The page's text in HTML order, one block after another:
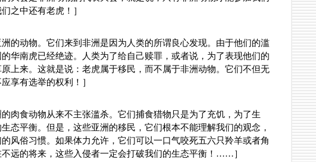
之中还有老虎！］
洲的动物。它们来到非洲是因为人类的所谓良心发现。由于他们的滥
华南虎已经绝迹。人类为了给自己赎罪，或者说，为了表现他们的
上来。这就是说：老虎属于移民，而不属于非洲动物。它们不但无
享有选举的权利！］
的肉食动物从来不主张滥杀。它们捕食猎物只是为了充饥，为了生
态平衡。但是，这些亚洲的移民，它们根本不能理解我们的观念，
风俗习惯。如果体力允许，它们可以一口气咬死五六只羚羊或者角
远的将来，这些入侵者一定会打破我们的生态平衡！……］